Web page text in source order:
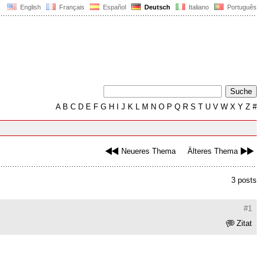
English Français Español Deutsch Italiano Português
AB C D E F G H J K L M N O P Q R S T U V W X Y Z #
Neueres Thema Älteres Thema
3 posts
#1
Zitat